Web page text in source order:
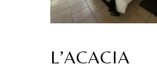
L’ACACIA